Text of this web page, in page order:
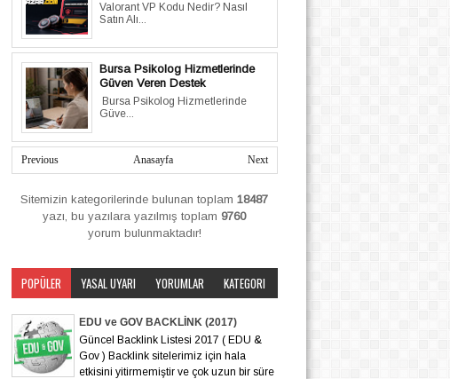
Valorant VP Kodu Nedir? Nasıl
Satın Alı...
Bursa Psikolog Hizmetlerinde
Güven Veren Destek
Bursa Psikolog Hizmetlerinde
Güve...
Previous Next
Anasayfa
Sitemizin kategorilerinde bulunan toplam 18487
yazı, bu yazılara yazılmış toplam 9760
yorum bulunmaktadır!
POPÜLER YASAL UYARI YORUMLAR KATEGORI
EDU ve GOV BACKLİNK (2017)
Güncel Backlink Listesi 2017 ( EDU &
Gov ) Backlink sitelerimiz için hala
etkisini yitirmemiştir ve çok uzun bir süre